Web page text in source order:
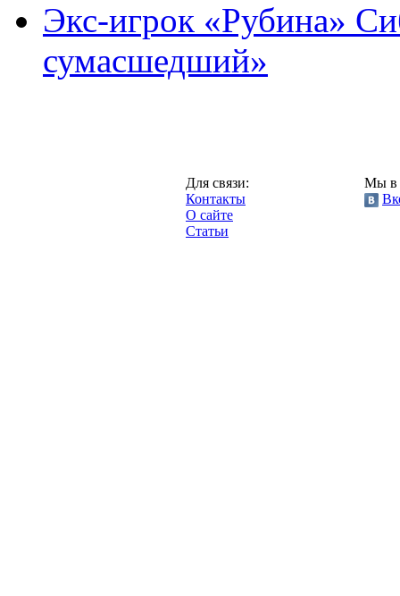
Экс-игрок «Рубина»
сумасшедший»
Для связи:
Контакты
О сайте
Статьи
Мы в